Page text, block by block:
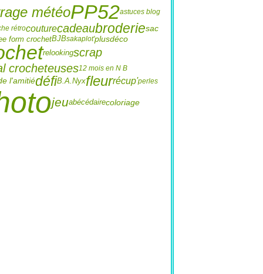
météoPP52astuces blog
rétrocouturecadeaubroderiesac
form crochetBJBsakaplot'plusdéco
relookingscrap
crocheteuses12 mois en N B
l'amitiédéfiB.A.Nyxfleurrécup'perles
jeuabécédairecoloriage